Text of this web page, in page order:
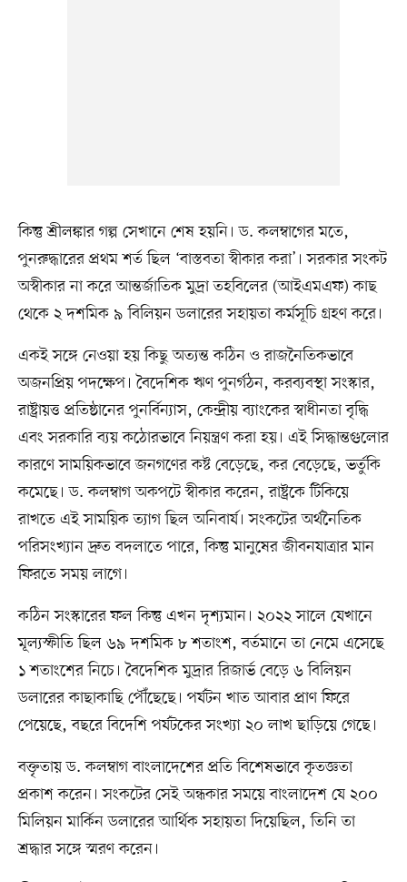
কিন্তু শ্রীলঙ্কার গল্প সেখানে শেষ হয়নি। ড. কলম্বাগের মতে,
পুনরুদ্ধারের প্রথম শর্ত ছিল ‘বাস্তবতা স্বীকার করা’। সরকার সংকট
অস্বীকার না করে আন্তর্জাতিক মুদ্রা তহবিলের (আইএমএফ) কাছ
থেকে ২ দশমিক ৯ বিলিয়ন ডলারের সহায়তা কর্মসূচি গ্রহণ করে।
একই সঙ্গে নেওয়া হয় কিছু অত্যন্ত কঠিন ও রাজনৈতিকভাবে
অজনপ্রিয় পদক্ষেপ। বৈদেশিক ঋণ পুনর্গঠন, করব্যবস্থা সংস্কার,
রাষ্ট্রায়ত্ত প্রতিষ্ঠানের পুনর্বিন্যাস, কেন্দ্রীয় ব্যাংকের স্বাধীনতা বৃদ্ধি
এবং সরকারি ব্যয় কঠোরভাবে নিয়ন্ত্রণ করা হয়। এই সিদ্ধান্তগুলোর
কারণে সাময়িকভাবে জনগণের কষ্ট বেড়েছে, কর বেড়েছে, ভর্তুকি
কমেছে। ড. কলম্বাগ অকপটে স্বীকার করেন, রাষ্ট্রকে টিকিয়ে
রাখতে এই সাময়িক ত্যাগ ছিল অনিবার্য। সংকটের অর্থনৈতিক
পরিসংখ্যান দ্রুত বদলাতে পারে, কিন্তু মানুষের জীবনযাত্রার মান
ফিরতে সময় লাগে।
কঠিন সংস্কারের ফল কিন্তু এখন দৃশ্যমান। ২০২২ সালে যেখানে
মূল্যস্ফীতি ছিল ৬৯ দশমিক ৮ শতাংশ, বর্তমানে তা নেমে এসেছে
১ শতাংশের নিচে। বৈদেশিক মুদ্রার রিজার্ভ বেড়ে ৬ বিলিয়ন
ডলারের কাছাকাছি পৌঁছেছে। পর্যটন খাত আবার প্রাণ ফিরে
পেয়েছে, বছরে বিদেশি পর্যটকের সংখ্যা ২০ লাখ ছাড়িয়ে গেছে।
বক্তৃতায় ড. কলম্বাগ বাংলাদেশের প্রতি বিশেষভাবে কৃতজ্ঞতা
প্রকাশ করেন। সংকটের সেই অন্ধকার সময়ে বাংলাদেশ যে ২০০
মিলিয়ন মার্কিন ডলারের আর্থিক সহায়তা দিয়েছিল, তিনি তা
শ্রদ্ধার সঙ্গে স্মরণ করেন।